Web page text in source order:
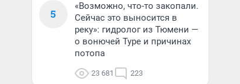
5
«Возможно, что-то закопали.
Сейчас это выносится в
реку»: гидролог из Тюмени —
о вонючей Туре и причинах
потопа
23 681 223